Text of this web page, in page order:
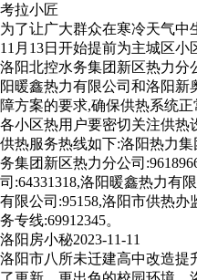
考拉小匠
为了让广大群众在寒冷天气中
11月13日开始提前为主城区小
洛阳北控水务集团新区热力分
阳暖鑫热力有限公司和洛阳
障方案的要求,确保供热系统
各小区热用户要密切关注供热
供热服务热线如下:洛阳热力集
务集团新区热力分公司
司:64331318,洛阳暖鑫热力有
有限公司:95158,洛阳市供热办
务专线:69912345。
洛阳房小秘2023-11-11
洛阳市八所未迁建高中改造提